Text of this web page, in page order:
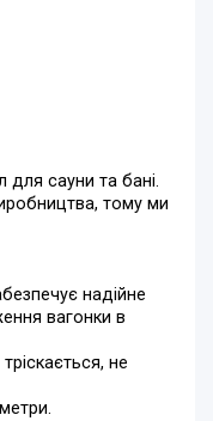
для сауни та бані.
тому ми
надійне
вагонки в
не